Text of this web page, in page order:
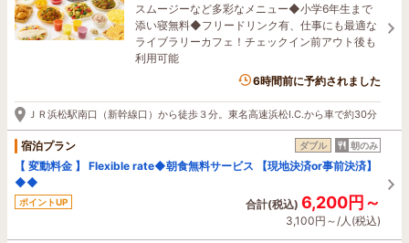
スムージーなど多彩なメニュー◆小学6年生まで
添い寝無料◆フリードリンク有、仕事にも最適な
ライブラリーカフェ！チェックイン前アウト後も
利用可能
6時間前に予約されました
ＪＲ浜松駅南口（新幹線口）から徒歩３分。東名高速浜松I.C.から車で約30分
宿泊プラン ダブル 朝のみ
【 変動料金 】 Flexible rate◆朝食無料サービス 【現地決済or事前決済】
◆◆
ポイントUP 合計(税込) 6,200円～
3,100円～/人(税込)